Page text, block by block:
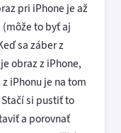
pri iPhone je až
to byť aj
sa záber z
obraz z iPhone,
iPhonu je na tom
si pustiť to
a porovnať